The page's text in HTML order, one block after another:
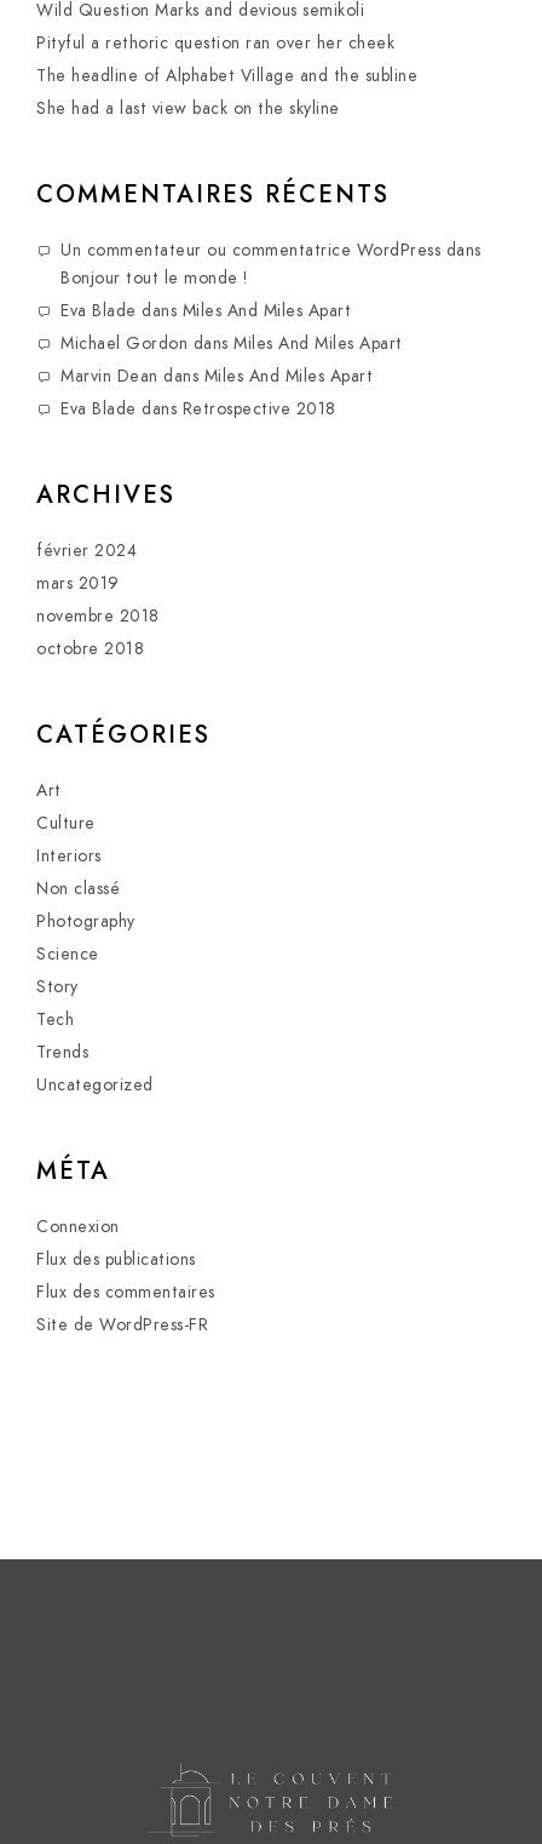
Wild Question Marks and devious semikoli
Pityful a rethoric question ran over her cheek
The headline of Alphabet Village and the subline
She had a last view back on the skyline
COMMENTAIRES RÉCENTS
Un commentateur ou commentatrice WordPress dans
Bonjour tout le monde !
Eva Blade dans Miles And Miles Apart
Michael Gordon dans Miles And Miles Apart
Marvin Dean dans Miles And Miles Apart
Eva Blade dans Retrospective 2018
ARCHIVES
février 2024
mars 2019
novembre 2018
octobre 2018
CATÉGORIES
Art
Culture
Interiors
Non classé
Photography
Science
Story
Tech
Trends
Uncategorized
MÉTA
Connexion
Flux des publications
Flux des commentaires
Site de WordPress-FR